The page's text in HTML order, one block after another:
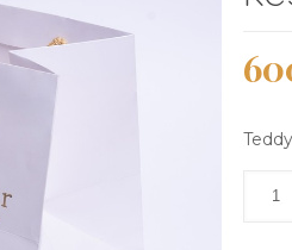
je
Bear